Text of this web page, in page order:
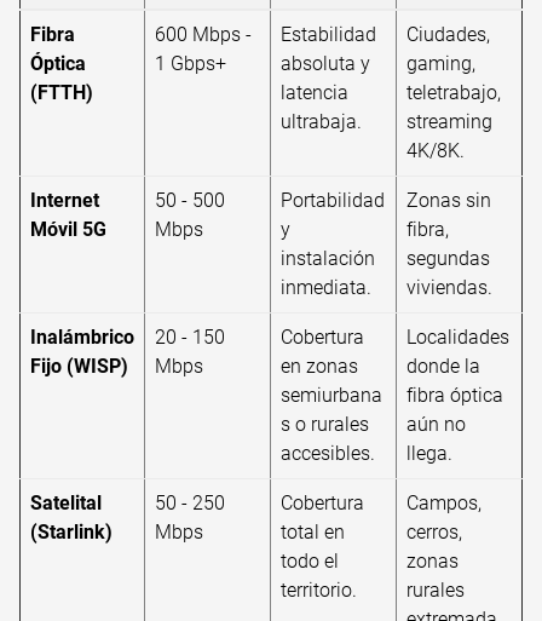
Fibra
Óptica
(FTTH)
600 Mbps -
1 Gbps+
Estabilidad
absoluta y
latencia
ultrabaja.
Ciudades,
gaming,
teletrabajo,
streaming
4K/8K.
Internet
Móvil 5G
50 - 500
Mbps
Portabilidad
y
instalación
inmediata.
Zonas sin
fibra,
segundas
viviendas.
Inalámbrico
Fijo (WISP)
20 - 150
Mbps
Cobertura
en zonas
semiurbana
s o rurales
accesibles.
Localidades
donde la
fibra óptica
aún no
llega.
Satelital
(Starlink)
50 - 250
Mbps
Cobertura
total en
todo el
territorio.
Campos,
cerros,
zonas
rurales